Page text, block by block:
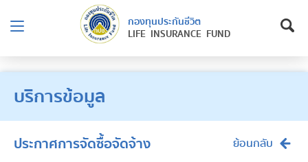
กองทุนประกันชีวิต
LIFE INSURANCE FUND
บริการข้อมูล
ประกาศการจัดซื้อจัดจ้าง ย้อนกลับ